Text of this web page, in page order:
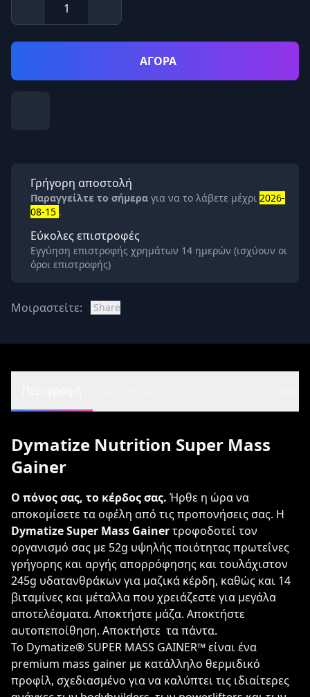
ΑΓΟΡΑ
Γρήγορη αποστολή
Παραγγείλτε το σήμερα για να το λάβετε μέχρι 2026-
08-15 .
Εύκολες επιστροφές
Εγγύηση επιστροφής χρημάτων 14 ημερών (ισχύουν οι
όροι επιστροφής)
Μοιραστείτε: Share
Dymatize Nutrition Super Mass
Gainer
Ο πόνος σας, το κέρδος σας. Ήρθε η ώρα να
αποκομίσετε τα οφέλη από τις προπονήσεις σας. Η
Dymatize Super Mass Gainerτροφοδοτεί τον
οργανισμό σας με 52g υψηλής ποιότητας πρωτεΐνες
γρήγορης και αργής απορρόφησης και τουλάχιστον
245g υδατανθράκων για μαζικά κέρδη, καθώς και 14
βιταμίνες και μέταλλα που χρειάζεστε για μεγάλα
αποτελέσματα. Αποκτήστε μάζα. Αποκτήστε
αυτοπεποίθηση. Αποκτήστε τα πάντα.
Το Dymatize® SUPER MASS GAINER™ είναι ένα
premium mass gainer με κατάλληλο θερμιδικό
προφίλ, σχεδιασμένο για να καλύπτει τις ιδιαίτερες